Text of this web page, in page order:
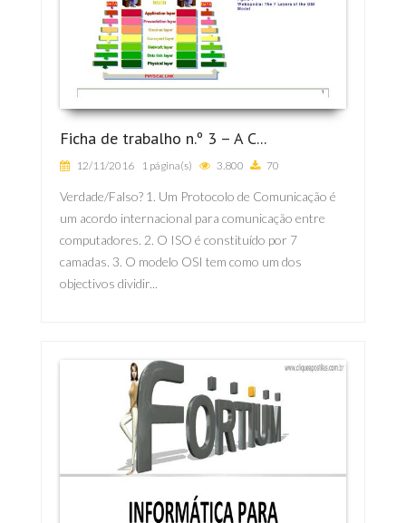
Ficha de trabalho n.º 3 – A C...
12/11/2016 1 página(s) 3.800 70
Verdade/Falso? 1. Um Protocolo de Comunicação é
um acordo internacional para comunicação entre
computadores. 2. O ISO é constituído por 7
camadas. 3. O modelo OSI tem como um dos
objectivos dividir...